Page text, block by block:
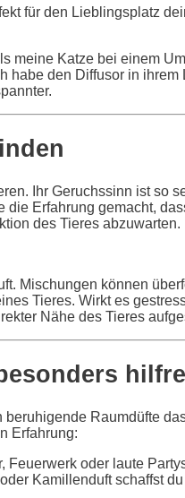
für den Lieblingsplatz
meine Katze bei einem
habe den Diffusor in
Ihr Geruchssinn ist so
die Erfahrung gemacht,
des Tieres abzuwarten.
Mischungen können
Tieres. Wirkt es
Nähe des Tieres
Raumdüfte
Erfahrung:
Feuerwerk oder laute
Kamillenduft schaffst